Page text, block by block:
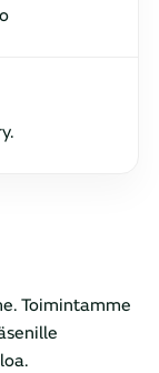
Toimintamme